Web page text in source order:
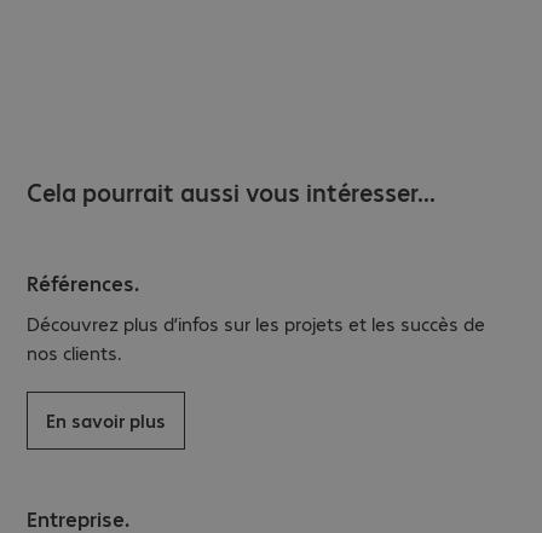
Cela pourrait aussi vous intéresser...
Références.
Découvrez plus d’infos sur les projets et les succès de
nos clients.
En savoir plus
Entreprise.